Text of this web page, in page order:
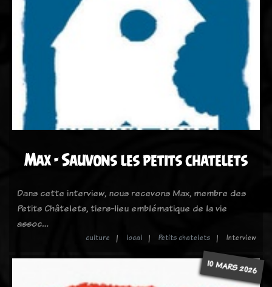
Max - Sauvons les petits chatelets
Dans cette interview, nous recevons Max, membre des
Petits Châtelets, tiers-lieu emblématique de la vie
assoc…
culture local Petits chatelets Interview
10 MARS 2026